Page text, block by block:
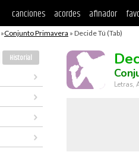
canciones acordes afinador
»Conjunto Primavera » Decide Tú (Tab)
Historial
Letras,